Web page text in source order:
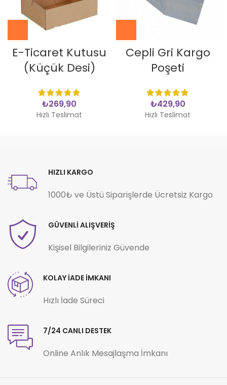
E-Ticaret Kutusu
(Küçük Desi)
₺
Hızlı Teslimat
Cepli Gri Kargo
Poşeti
₺
Hızlı Teslimat
HIZLI KARGO
1000₺ ve Üstü Siparişlerde Ücretsiz Kargo
GÜVENLİ ALIŞVERİŞ
Kişisel Bilgileriniz Güvende
KOLAY İADE İMKANI
Hızlı İade Süreci
7/24 CANLI DESTEK
Online Anlık Mesajlaşma İmkanı